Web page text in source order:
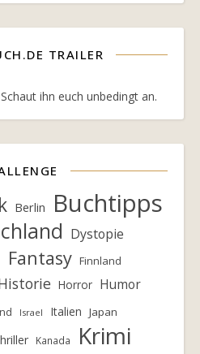
TRAILER
ihn euch unbedingt an.
Berlin Buchtipps
Dystopie
Fantasy Finnland
Horror Humor
Israel Italien Japan
Kanada Krimi